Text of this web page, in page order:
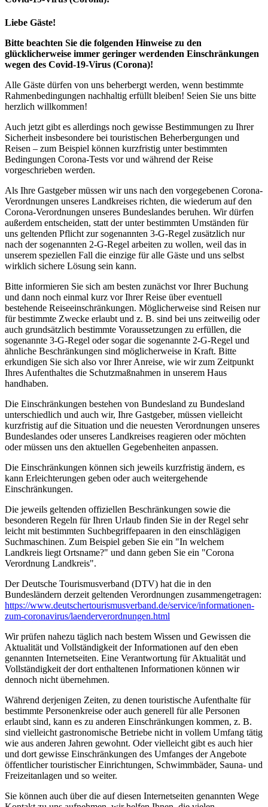
Liebe Gäste!
Bitte beachten Sie die folgenden Hinweise zu den
glücklicherweise immer geringer werdenden Einschränkungen
wegen des Covid-19-Virus (Corona)!
Alle Gäste dürfen von uns beherbergt werden, wenn bestimmte
Rahmenbedingungen nachhaltig erfüllt bleiben! Seien Sie uns bitte
herzlich willkommen!
Auch jetzt gibt es allerdings noch gewisse Bestimmungen zu Ihrer
Sicherheit insbesondere bei touristischen Beherbergungen und
Reisen – zum Beispiel können kurzfristig unter bestimmten
Bedingungen Corona-Tests vor und während der Reise
vorgeschrieben werden.
Als Ihre Gastgeber müssen wir uns nach den vorgegebenen Corona-
Verordnungen unseres Landkreises richten, die wiederum auf den
Corona-Verordnungen unseres Bundeslandes beruhen. Wir dürfen
außerdem entscheiden, statt der unter bestimmten Umständen für
uns geltenden Pflicht zur sogenannten 3-G-Regel zusätzlich nur
nach der sogenannten 2-G-Regel arbeiten zu wollen, weil das in
unserem speziellen Fall die einzige für alle Gäste und uns selbst
wirklich sichere Lösung sein kann.
Bitte informieren Sie sich am besten zunächst vor Ihrer Buchung
und dann noch einmal kurz vor Ihrer Reise über eventuell
bestehende Reiseeinschränkungen. Möglicherweise sind Reisen nur
für bestimmte Zwecke erlaubt und z. B. sind bei uns zeitweilig oder
auch grundsätzlich bestimmte Voraussetzungen zu erfüllen, die
sogenannte 3-G-Regel oder sogar die sogenannte 2-G-Regel und
ähnliche Beschränkungen sind möglicherweise in Kraft. Bitte
erkundigen Sie sich also vor Ihrer Anreise, wie wir zum Zeitpunkt
Ihres Aufenthaltes die Schutzmaßnahmen in unserem Haus
handhaben.
Die Einschränkungen bestehen von Bundesland zu Bundesland
unterschiedlich und auch wir, Ihre Gastgeber, müssen vielleicht
kurzfristig auf die Situation und die neuesten Verordnungen unseres
Bundeslandes oder unseres Landkreises reagieren oder möchten
oder müssen uns den aktuellen Gegebenheiten anpassen.
Die Einschränkungen können sich jeweils kurzfristig ändern, es
kann Erleichterungen geben oder auch weitergehende
Einschränkungen.
Die jeweils geltenden offiziellen Beschränkungen sowie die
besonderen Regeln für Ihren Urlaub finden Sie in der Regel sehr
leicht mit bestimmten Suchbegriffepaaren in den einschlägigen
Suchmaschinen. Zum Beispiel geben Sie ein "In welchem
Landkreis liegt Ortsname?" und dann geben Sie ein "Corona
Verordnung Landkreis".
Der Deutsche Tourismusverband (DTV) hat die in den
Bundesländern derzeit geltenden Verordnungen zusammengetragen:
https://www.deutscher­tourismusverband.de/­service/­informationen-
zum-coronavirus/­laenderverordnungen.html
Wir prüfen nahezu täglich nach bestem Wissen und Gewissen die
Aktualität und Vollständigkeit der Informationen auf den eben
genannten Internetseiten. Eine Verantwortung für Aktualität und
Vollständigkeit der dort enthaltenen Informationen können wir
dennoch nicht übernehmen.
Während derjenigen Zeiten, zu denen touristische Aufenthalte für
bestimmte Personenkreise oder auch generell für alle Personen
erlaubt sind, kann es zu anderen Einschränkungen kommen, z. B.
sind vielleicht gastronomische Betriebe nicht in vollem Umfang tätig
wie aus anderen Jahren gewohnt. Oder vielleicht gibt es auch hier
und dort gewisse Einschränkungen des Umfanges der Angebote
öffentlicher touristischer Einrichtungen, Schwimmbäder, Sauna- und
Freizeitanlagen und so weiter.
Sie können auch über die auf diesen Internetseiten genannten Wege